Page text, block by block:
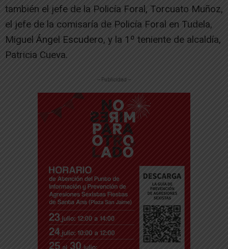
también el jefe de la Policía Foral, Torcuato Muñoz,
el jefe de la comisaría de Policía Foral en Tudela,
Miguel Ángel Escudero, y la 1º teniente de alcaldía,
Patricia Cueva.
-- Publicidad --